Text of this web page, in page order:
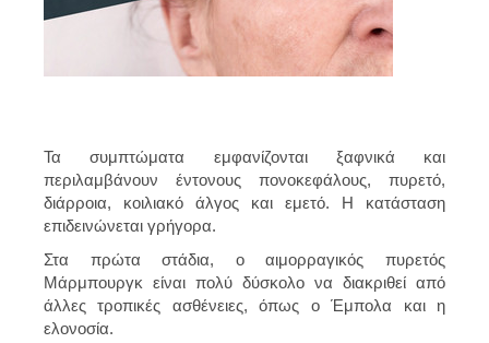
Τα συμπτώματα εμφανίζονται ξαφνικά και
περιλαμβάνουν έντονους πονοκεφάλους, πυρετό,
διάρροια, κοιλιακό άλγος και εμετό. Η κατάσταση
επιδεινώνεται γρήγορα.
Στα πρώτα στάδια, ο αιμορραγικός πυρετός
Μάρμπουργκ είναι πολύ δύσκολο να διακριθεί από
άλλες τροπικές ασθένειες, όπως ο Έμπολα και η
ελονοσία.